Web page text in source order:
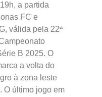
a partida
FC e
válida pela 22ª
B 2025. O
a volta do
à zona leste
O último jogo em